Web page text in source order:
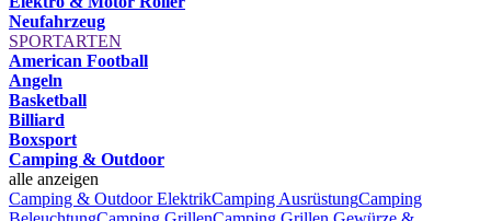
Neufahrzeug
SPORTARTEN
American Football
Angeln
Basketball
Billiard
Boxsport
Camping & Outdoor
alle anzeigen
Camping & Outdoor ElektrikCamping AusrüstungCamping